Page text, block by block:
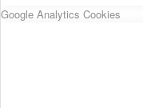
Google Analytics Cookies